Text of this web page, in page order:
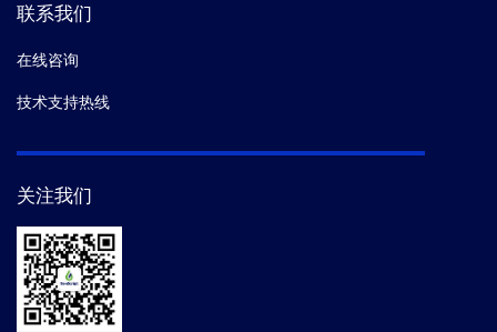
联系我们
在线咨询
技术支持热线
关注我们